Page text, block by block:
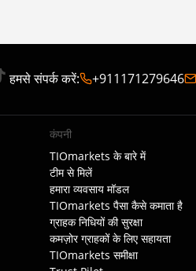
हमसे संपर्क करें: +911171279646
कंपनी
TIOmarkets के बारे में
टीम से मिलें
हमारा व्यवसाय मॉडल
TIOmarkets पैसा कैसे कमाता है
ग्राहक निधियों की सुरक्षा
कमज़ोर ग्राहकों के लिए सहायता
TIOmarkets समीक्षा